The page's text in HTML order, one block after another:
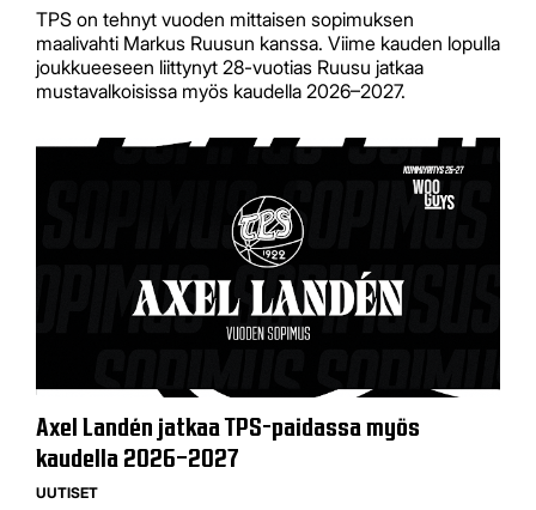
TPS on tehnyt vuoden mittaisen sopimuksen
maalivahti Markus Ruusun kanssa. Viime kauden lopulla
joukkueeseen liittynyt 28-vuotias Ruusu jatkaa
mustavalkoisissa myös kaudella 2026–2027.​​​​​​​
Axel Landén jatkaa TPS-paidassa myös
kaudella 2026–2027
UUTISET